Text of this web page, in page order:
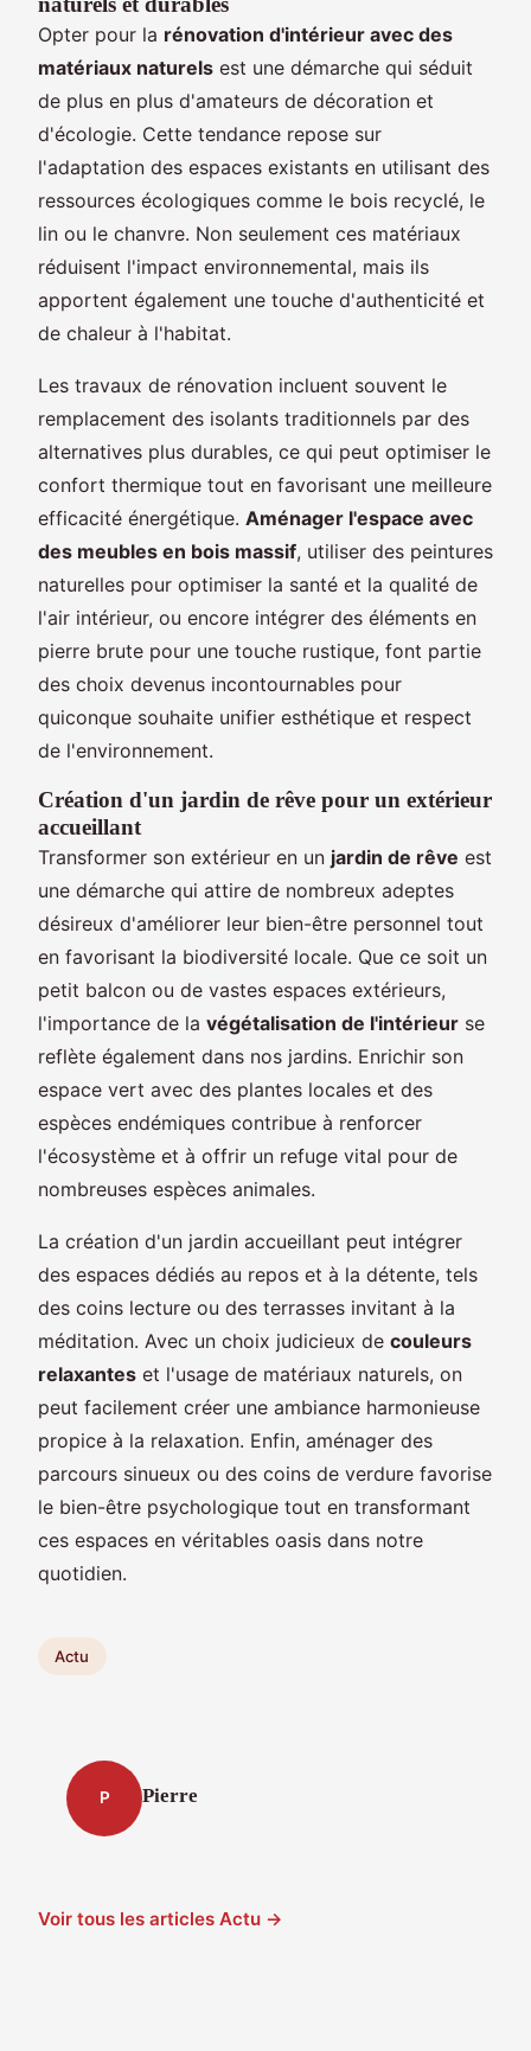
Opter pour la rénovation d'intérieur avec des
matériaux naturels est une démarche qui séduit
de plus en plus d'amateurs de décoration et
d'écologie. Cette tendance repose sur
l'adaptation des espaces existants en utilisant des
ressources écologiques comme le bois recyclé, le
lin ou le chanvre. Non seulement ces matériaux
réduisent l'impact environnemental, mais ils
apportent également une touche d'authenticité et
de chaleur à l'habitat.
Les travaux de rénovation incluent souvent le
remplacement des isolants traditionnels par des
alternatives plus durables, ce qui peut optimiser le
confort thermique tout en favorisant une meilleure
efficacité énergétique. Aménager l'espace avec
des meubles en bois massif, utiliser des peintures
naturelles pour optimiser la santé et la qualité de
l'air intérieur, ou encore intégrer des éléments en
pierre brute pour une touche rustique, font partie
des choix devenus incontournables pour
quiconque souhaite unifier esthétique et respect
de l'environnement.
Création d'un jardin de rêve pour un extérieur
accueillant
Transformer son extérieur en un jardin de rêve est
une démarche qui attire de nombreux adeptes
désireux d'améliorer leur bien-être personnel tout
en favorisant la biodiversité locale. Que ce soit un
petit balcon ou de vastes espaces extérieurs,
l'importance de la végétalisation de l'intérieur se
reflète également dans nos jardins. Enrichir son
espace vert avec des plantes locales et des
espèces endémiques contribue à renforcer
l'écosystème et à offrir un refuge vital pour de
nombreuses espèces animales.
La création d'un jardin accueillant peut intégrer
des espaces dédiés au repos et à la détente, tels
des coins lecture ou des terrasses invitant à la
méditation. Avec un choix judicieux de couleurs
relaxantes et l'usage de matériaux naturels, on
peut facilement créer une ambiance harmonieuse
propice à la relaxation. Enfin, aménager des
parcours sinueux ou des coins de verdure favorise
le bien-être psychologique tout en transformant
ces espaces en véritables oasis dans notre
quotidien.
Actu
P Pierre
Voir tous les articles Actu →